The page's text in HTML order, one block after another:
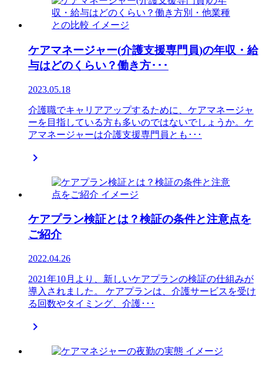
ケアマネージャー(介護支援専門員)の年収・給
与はどのくらい？働き方･･･
2023.05.18
介護職でキャリアアップするために、ケアマネージャ
ーを目指している方も多いのではないでしょうか。ケ
アマネージャーは介護支援専門員とも･･･

ケアプラン検証とは？検証の条件と注意点を
ご紹介
2022.04.26
2021年10月より、新しいケアプランの検証の仕組みが
導入されました。 ケアプランは、介護サービスを受け
る回数やタイミング、介護･･･
